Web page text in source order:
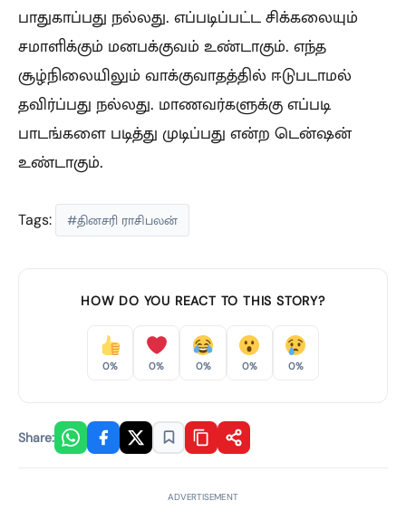
பாதுகாப்பது நல்லது. எப்படிப்பட்ட சிக்கலையும்
சமாளிக்கும் மனபக்குவம் உண்டாகும். எந்த
சூழ்நிலையிலும் வாக்குவாதத்தில் ஈடுபடாமல்
தவிர்ப்பது நல்லது. மாணவர்களுக்கு எப்படி
பாடங்களை படித்து முடிப்பது என்ற டென்ஷன்
உண்டாகும்.
Tags: #தினசரி ராசிபலன்
HOW DO YOU REACT TO THIS STORY?
0% 0% 0% 0% 0%
Share:
ADVERTISEMENT